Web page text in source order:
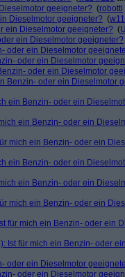
geeigneter? (robotti
Dieselmotor geeigneter? (
ein Dieselmotor geeigneter? (
ein Dieselmotor geeigneter?
oder ein Dieselmotor
oder ein Dieselmotor
oder ein Dieselmotor
Benzin- oder ein Dieselmotor
ein Benzin- oder ein
ein Benzin- oder ein
mich ein Benzin- oder ein
ein Benzin- oder ein
ein Benzin- oder ein
mich ein Benzin- oder ein
für mich ein Benzin- oder ein
Ist für mich ein Benzin- oder
oder ein Dieselmotor
oder ein Dieselmotor